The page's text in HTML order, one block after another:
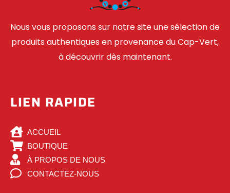
Nous vous proposons sur notre site une sélection de
produits authentiques en provenance du Cap-Vert,
à découvrir dès maintenant.
LIEN RAPIDE
ACCUEIL
BOUTIQUE
À PROPOS DE NOUS
CONTACTEZ-NOUS